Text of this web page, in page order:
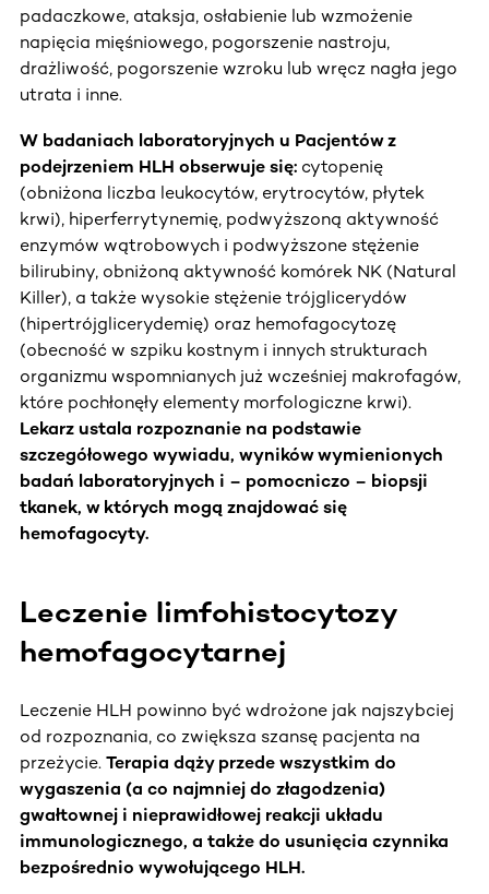
padaczkowe, ataksja, osłabienie lub wzmożenie
napięcia mięśniowego, pogorszenie nastroju,
drażliwość, pogorszenie wzroku lub wręcz nagła jego
utrata i inne.
W badaniach laboratoryjnych u Pacjentów z
podejrzeniem HLH obserwuje się: cytopenię
(obniżona liczba leukocytów, erytrocytów, płytek
krwi), hiperferrytynemię, podwyższoną aktywność
enzymów wątrobowych i podwyższone stężenie
bilirubiny, obniżoną aktywność komórek NK (Natural
Killer), a także wysokie stężenie trójglicerydów
(hipertrójglicerydemię) oraz hemofagocytozę
(obecność w szpiku kostnym i innych strukturach
organizmu wspomnianych już wcześniej makrofagów,
które pochłonęły elementy morfologiczne krwi).
Lekarz ustala rozpoznanie na podstawie
szczegółowego wywiadu, wyników wymienionych
badań laboratoryjnych i – pomocniczo – biopsji
tkanek, w których mogą znajdować się
hemofagocyty.
Leczenie limfohistocytozy
hemofagocytarnej
Leczenie HLH powinno być wdrożone jak najszybciej
od rozpoznania, co zwiększa szansę pacjenta na
przeżycie. Terapia dąży przede wszystkim do
wygaszenia (a co najmniej do złagodzenia)
gwałtownej i nieprawidłowej reakcji układu
immunologicznego, a także do usunięcia czynnika
bezpośrednio wywołującego HLH.